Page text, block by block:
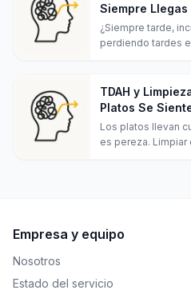
Siempre
¿Siempre tarde,
perdiendo tardes
que de verdad
TDAH y
Platos Se
Empezar)
Los platos llevan
es pereza.
Empresa y equipo
Nosotros
Estado del servicio